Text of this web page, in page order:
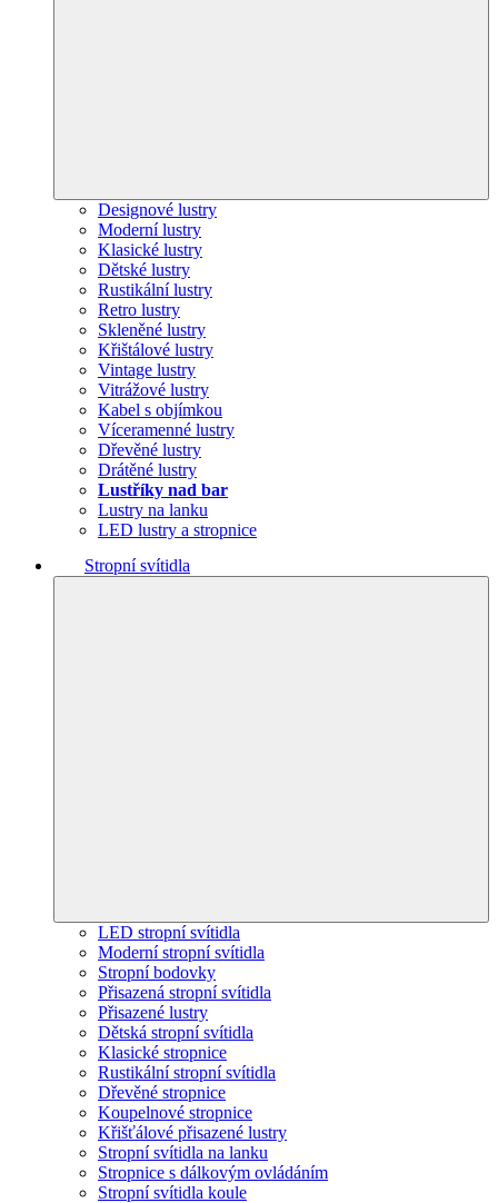
Designové lustry
Moderní lustry
Klasické lustry
Dětské lustry
Rustikální lustry
Retro lustry
Skleněné lustry
Křištálové lustry
Vintage lustry
Vitrážové lustry
Kabel s objímkou
Víceramenné lustry
Dřevěné lustry
Drátěné lustry
Lustříky nad bar
Lustry na lanku
LED lustry a stropnice
Stropní svítidla
LED stropní svítidla
Moderní stropní svítidla
Stropní bodovky
Přisazená stropní svítidla
Přisazené lustry
Dětská stropní svítidla
Klasické stropnice
Rustikální stropní svítidla
Dřevěné stropnice
Koupelnové stropnice
Křišťálové přisazené lustry
Stropní svítidla na lanku
Stropnice s dálkovým ovládáním
Stropní svítidla koule